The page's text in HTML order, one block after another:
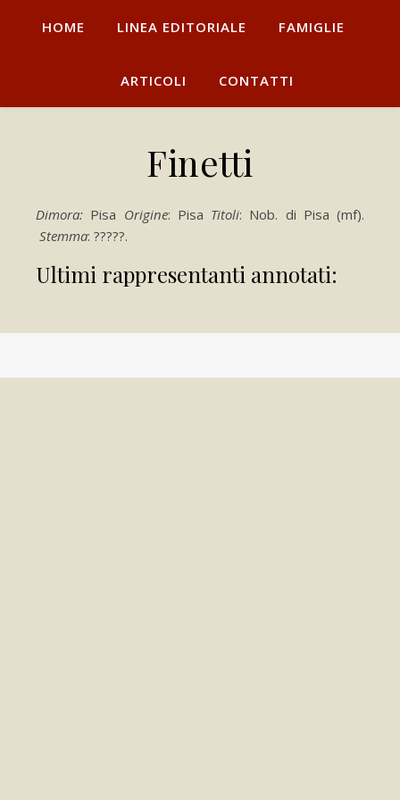
HOME LINEA EDITORIALE FAMIGLIE
ARTICOLI CONTATTI
Finetti
Dimora: Pisa Origine: Pisa Titoli: Nob. di Pisa (mf).
Stemma: ?????.
Ultimi rappresentanti annotati: